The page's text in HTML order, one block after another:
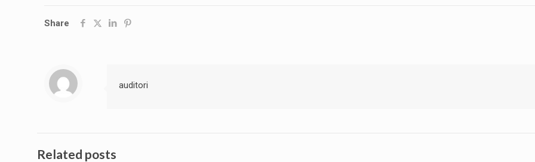
Share
auditori
Related posts